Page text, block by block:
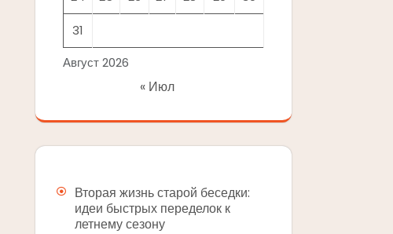
Август 2026
31
« Июл
Вторая жизнь старой беседки:
идеи быстрых переделок к
летнему сезону